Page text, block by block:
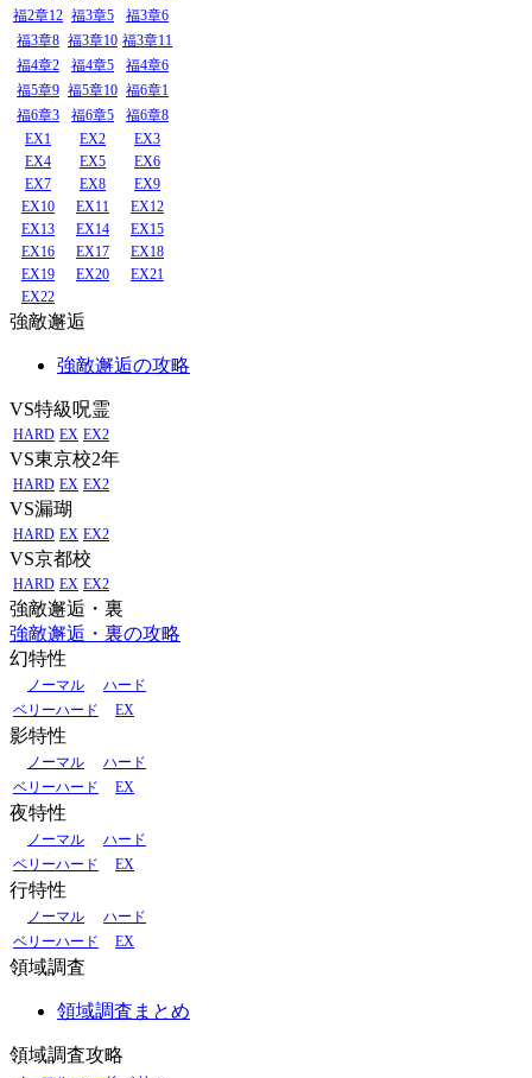
福2章12 福3章5
福3章6
福3章8 福3章10 福3章11
福4章2
福4章5
福4章6
福5章9 福5章10 福6章1
福6章3
福6章5
福6章8
EX1
EX2
EX3
EX4
EX5
EX6
EX7
EX8
EX9
EX10
EX11
EX12
EX13
EX14
EX15
EX16
EX17
EX18
EX19
EX20
EX21
EX22
強敵邂逅
強敵邂逅の攻略
VS特級呪霊
HARD EX EX2
VS東京校2年
HARD EX EX2
VS漏瑚
HARD EX EX2
VS京都校
HARD EX EX2
強敵邂逅・裏
強敵邂逅・裏の攻略
幻特性
ノーマル
ハード
ベリーハード
EX
影特性
ノーマル
ハード
ベリーハード
EX
夜特性
ノーマル
ハード
ベリーハード
EX
行特性
ノーマル
ハード
ベリーハード
EX
領域調査
領域調査まとめ
領域調査攻略